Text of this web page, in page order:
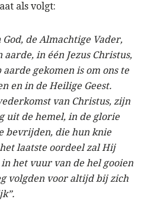
als volgt:
de Almachtige Vader,
in één Jezus Christus,
aarde gekomen is om ons te
en in de Heilige Geest.
van Christus, zijn
uit de hemel, in de glorie
bevrijden, die hun knie
laatste oordeel zal Hij
het vuur van de hel gooien
volgden voor altijd bij zich